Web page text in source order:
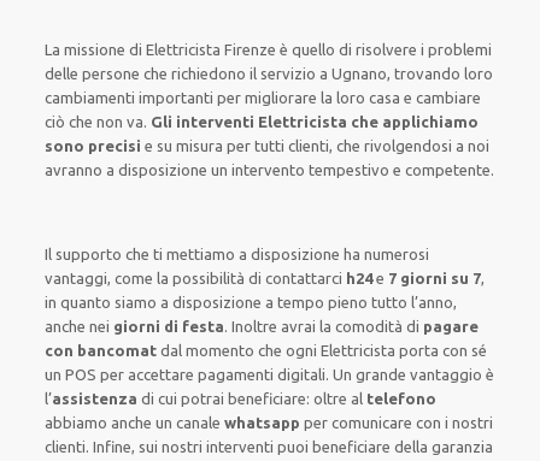
La missione di Elettricista Firenze è quello di risolvere i problemi
delle persone cherichiedono il servizio a Ugnano, trovando loro
cambiamenti importanti per migliorare la loro casa e cambiare
ciò che non va. Gli interventi Elettricista che applichiamo
sono precisi e su misura per tutti clienti, che rivolgendosi a noi
avranno a disposizione un interventotempestivo e competente.
Il supporto che timettiamo a disposizione ha numerosi
vantaggi, come la possibilità di contattarci h24e 7 giorni su 7,
in quanto siamo a disposizione a tempo pieno tutto l’anno,
anche nei giorni di festa.Inoltre avrai la comodità di pagare
con bancomat dal momento che ogni Elettricistaporta con sé
un POSper accettare pagamentidigitali.Un grande vantaggio è
l’assistenza di cui potrai beneficiare: oltre al telefono
abbiamo anche uncanale whatsappper comunicare con i nostri
clienti.Infine, sui nostri interventi puoi beneficiare dellagaranzia